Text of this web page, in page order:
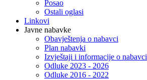
Posao
Ostali oglasi
Linkovi
Javne nabavke
Obavještenja o nabavci
Plan nabavki
Izvještaji i informacije o nabavci
Odluke 2023 - 2026
Odluke 2016 - 2022